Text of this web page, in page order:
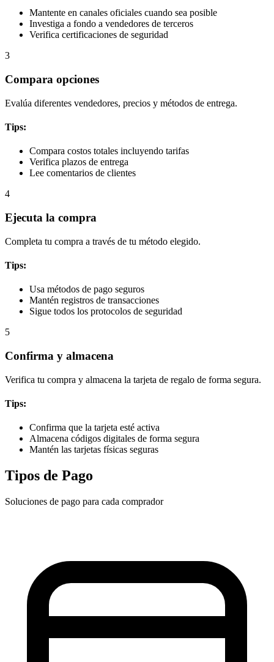
Mantente en canales oficiales cuando sea posible
Investiga a fondo a vendedores de terceros
Verifica certificaciones de seguridad
3
Compara opciones
Evalúa diferentes vendedores, precios y métodos de entrega.
Tips:
Compara costos totales incluyendo tarifas
Verifica plazos de entrega
Lee comentarios de clientes
4
Ejecuta la compra
Completa tu compra a través de tu método elegido.
Tips:
Usa métodos de pago seguros
Mantén registros de transacciones
Sigue todos los protocolos de seguridad
5
Confirma y almacena
Verifica tu compra y almacena la tarjeta de regalo de forma segura.
Tips:
Confirma que la tarjeta esté activa
Almacena códigos digitales de forma segura
Mantén las tarjetas físicas seguras
Tipos de Pago
Soluciones de pago para cada comprador